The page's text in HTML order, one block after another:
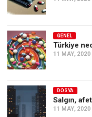
GENEL
Türkiye
11 MAY, 2020
DOSYA
Salgın,
11 MAY, 2020